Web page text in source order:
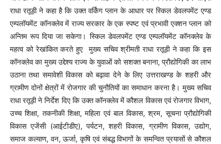
राधा रतूड़ी ने कहा है कि उक्त वर्किंग प्लान के आधार पर स्किल डेवलपमेंट एण्ड
एम्पलॉयमेंट कॉनक्लेव में राज्य सरकार के एक स्पष्ट एवं प्रभावी एक्शन प्लान को
अन्तिम रूप दिया जा सकेगा। स्किल डेवलपमेंट एण्ड एम्पलॉयमेंट कॉनक्लेव के
महत्व को रेखांकित करते हुए मुख्य सचिव श्रीमती राधा रतूड़ी ने कहा कि इस
कॉनक्लेव का मुख्य उद्देश्य राज्य के युवाओं को सशक्त बनाना, प्रौद्योगिकी का लाभ
उठाना तथा समावेशी विकास को बढ़ावा देने के लिए उत्तराखण्ड के शहरी और
ग्रामीण दोनों क्षेत्रों में रोजगार की चुनौतियों का समाधान करना है। मुख्य सचिव
राधा रतूड़ी ने निर्देश दिए कि उक्त कॉनक्लेव में कौशल विकास एवं रोजगार विभाग,
उच्च शिक्षा, तकनीकी शिक्षा, महिला एवं बाल विकास, श्रम, सूचना प्रौद्योगिकी
विकास एजेंसी (आईटीडीए), पर्यटन, शहरी विकास, ग्रामीण विकास, उद्योग,
समाज कल्याण, वन, ऊर्जा, कृषि एवं संबद्ध विभागों के समन्वित प्रयासों से कौशल